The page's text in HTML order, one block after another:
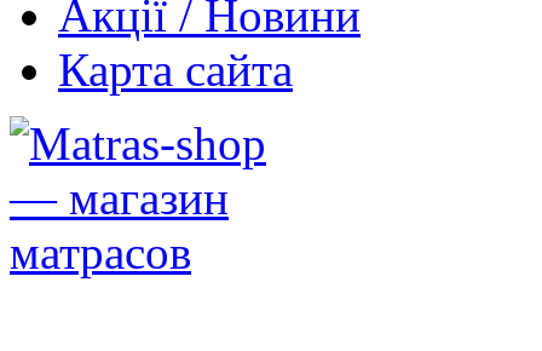
Акції / Новини
Карта сайта